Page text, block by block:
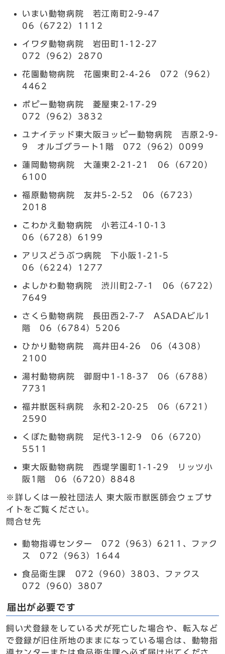
いまい動物病院 若江南町2-9-47
06（6722）1112
イワタ動物病院 岩田町1-12-27
072（962）2870
花園動物病院 花園東町2-4-26 072（962）
4462
ポピー動物病院 菱屋東2-17-29
072（962）3832
ユナイテッド東大阪ヨッピー動物病院 吉原2-9-
9 オルゴグラート1階 072（962）0099
蓮岡動物病院 大蓮東2-21-21 06（6720）
6100
福原動物病院 友井5-2-52 06（6723）
2018
こわかえ動物病院 小若江4-10-13
06（6728）6199
アリスどうぶつ病院 下小阪1-21-5
06（6224）1277
よしかわ動物病院 渋川町2-7-1 06（6722）
7649
さくら動物病院 長田西2-7-7 ASADAビル1
階 06（6784）5206
ひかり動物病院 高井田4-26 06（4308）
2100
湯村動物病院 御厨中1-18-37 06（6788）
7731
福井獣医科病院 永和2-20-25 06（6721）
2590
くぼた動物病院 足代3-12-9 06（6720）
5511
東大阪動物病院 西堤学園町1-1-29 リッツ小
阪1階 06（6720）8848
※詳しくは一般社団法人 東大阪市獣医師会ウェブサ
イトをご覧ください。
問合せ先
動物指導センター 072（963）6211、ファク
ス 072（963）1644
食品衛生課 072（960）3803、ファクス
072（960）3807
届出が必要です
飼い犬登録をしている犬が死亡した場合や、転入など
で登録が旧住所地のままになっている場合は、動物指